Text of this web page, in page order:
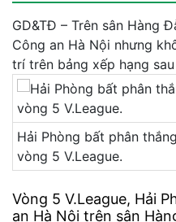
GD&TĐ – Trên sân Hàng
Công an Hà Nội nhưng
trí trên bảng xếp hạng
Hải Phòng bất phân
vòng 5 V.League.
Vòng 5 V.League, Hải
an Hà Nội trên sân